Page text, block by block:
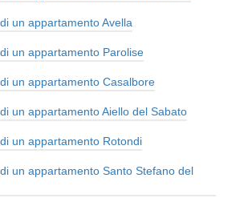
un appartamento Avella
un appartamento Parolise
un appartamento Casalbore
un appartamento Aiello del Sabato
un appartamento Rotondi
un appartamento Santo Stefano del